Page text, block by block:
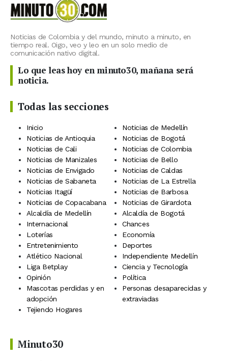
Noticias de Colombia y del mundo, minuto a minuto, en
tiempo real. Oigo, veo y leo en un solo medio de
comunicación nativo digital.
Lo que leas hoy en minuto30, mañana será
noticia.
Todas las secciones
Inicio
Noticias de Medellín
Noticias de Antioquia
Noticias de Bogotá
Noticias de Cali
Noticias de Colombia
Noticias de Manizales
Noticias de Bello
Noticias de Envigado
Noticias de Caldas
Noticias de Sabaneta
Noticias de La Estrella
Noticias Itagüí
Noticias de Barbosa
Noticias de Copacabana
Noticias de Girardota
Alcaldía de Medellín
Alcaldía de Bogotá
Internacional
Chances
Loterías
Economía
Entretenimiento
Deportes
Atlético Nacional
Independiente Medellín
Liga Betplay
Ciencia y Tecnología
Opinión
Política
Mascotas perdidas y en
adopción
Personas desaparecidas y
extraviadas
Tejiendo Hogares
Minuto30